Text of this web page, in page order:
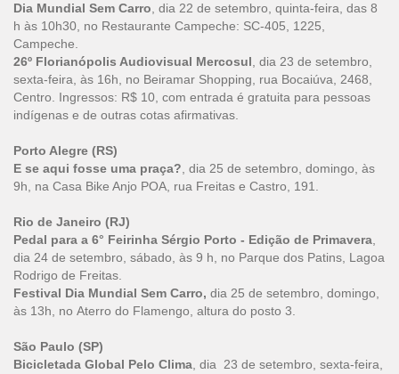
Dia Mundial Sem Carro , dia 22 de setembro, quinta-feira, das 8
h às 10h30, no Restaurante Campeche: SC-405, 1225,
Campeche.
26º Florianópolis Audiovisual Mercosul , dia 23 de setembro,
sexta-feira, às 16h, no Beiramar Shopping, rua Bocaiúva, 2468,
Centro. Ingressos: R$ 10, com entrada é gratuita para pessoas
indígenas e de outras cotas afirmativas.
Porto Alegre (RS)
E se aqui fosse uma praça? , dia 25 de setembro, domingo, às
9h, na Casa Bike Anjo POA, rua Freitas e Castro, 191.
Rio de Janeiro (RJ)
Pedal para a 6° Feirinha Sérgio Porto - Edição de Primavera
dia 24 de setembro, sábado, às 9 h, no Parque dos Patins, Lagoa
Rodrigo de Freitas.
Festival Dia Mundial Sem Carro, dia 25 de setembro, domingo,
às 13h, no Aterro do Flamengo, altura do posto 3.
São Paulo (SP)
Bicicletada Global Pelo Clima , dia 23 de setembro, sexta-feira,